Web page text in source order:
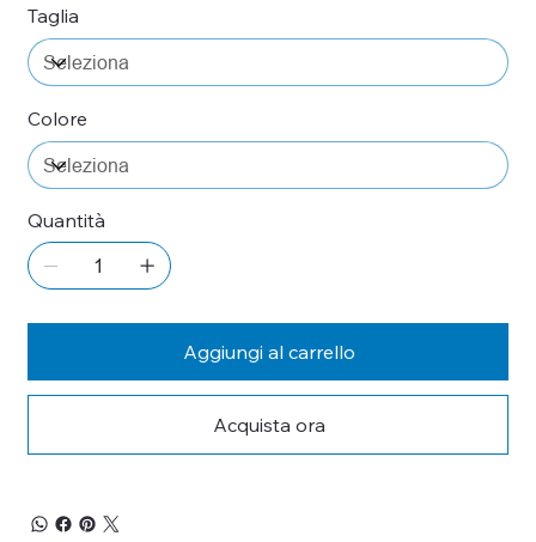
Taglia
Colore
Quantità
Aggiungi al carrello
Acquista ora